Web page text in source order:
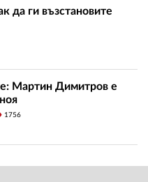
да ги възстановите
Мартин Димитров е
1756